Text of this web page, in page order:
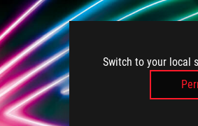
Switch to your local